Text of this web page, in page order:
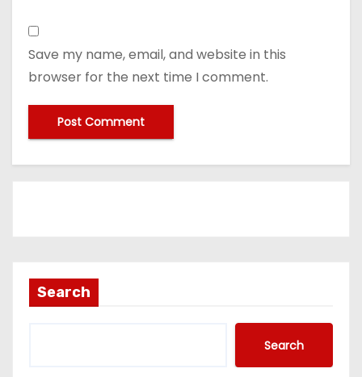
Save my name, email, and website in this
browser for the next time I comment.
Search
Search